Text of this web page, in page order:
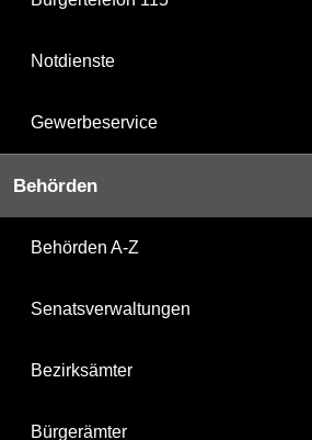
Notdienste
Gewerbeservice
Behörden
Behörden A-Z
Senatsverwaltungen
Bezirksämter
Bürgerämter